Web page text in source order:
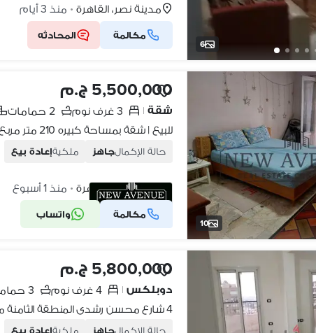
6
مدينة نصر، القاهرة • منذ 3 أيام
مكالمة المحادثه
10
5,500,000 ج.م
شقة | 3 غرف نوم 2 حمامات
حالة الإكمالجاهز ملكيةإعادة بيع
مدينة نصر، القاهرة • منذ 1 أسبوع
مكالمة واتساب شركة موثقة
5,800,000 ج.م
دوبلكس | 4 غرف نوم 3 حمامات
4 شارع محسن رشدى المنطقة الثامنة مدينة نصر
حالة الإكمالجاهز ملكيةإعادة بيع